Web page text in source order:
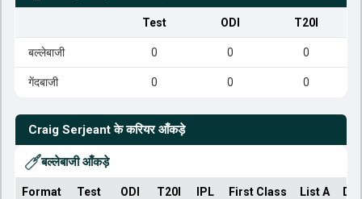
Test ODI T20I
बल्लेबाजी 0 0 0
गेंदबाजी 0 0 0
Craig Serjeant के करियर आँकड़े
बल्लेबाजी आँकड़े
Format Test ODI T20I IPL First Class List A